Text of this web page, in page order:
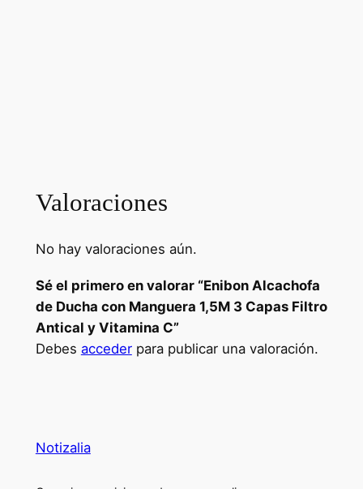
Valoraciones
No hay valoraciones aún.
Sé el primero en valorar “Enibon Alcachofa
de Ducha con Manguera 1,5M 3 Capas Filtro
Antical y Vitamina C”
Debes accederpara publicar una valoración.
Notizalia